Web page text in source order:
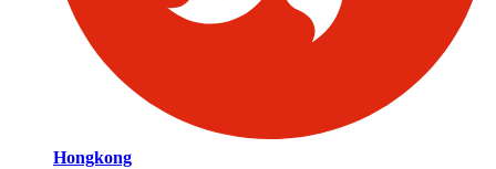
Hongkong​​